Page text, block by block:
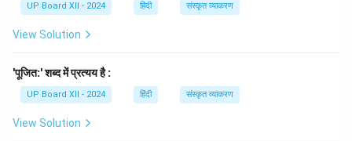
UP Board XII - 2024 हिंदी संस्कृत व्याकरण
View Solution
'पूजित:' शब्द में प्रत्यय है :
UP Board XII - 2024 हिंदी संस्कृत व्याकरण
View Solution